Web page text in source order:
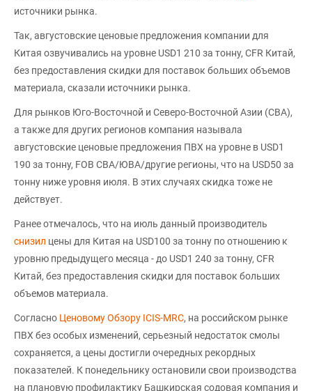
источники рынка.
Так, августовские ценовые предложения компании для
Китая озвучивались на уровне USD1 210 за тонну, CFR Китай,
без предоставления скидки для поставок больших объемов
материала, сказали источники рынка.
Для рынков Юго-Восточной и Северо-Восточной Азии (СВА),
а также для других регионов компания называла
августовские ценовые предложения ПВХ на уровне в USD1
190 за тонну, FOB СВА/ЮВА/другие регионы, что на USD50 за
тонну ниже уровня июля. В этих случаях скидка тоже не
действует.
Ранее отмечалось, что на июль данный производитель
снизил цены для Китая на USD100 за тонну по отношению к
уровню предыдущего месяца - до USD1 240 за тонну, CFR
Китай, без предоставления скидки для поставок больших
объемов материала.
Согласно Ценовому Обзору ICIS-MRC, на российском рынке
ПВХ без особых изменений, серьезный недостаток смолы
сохраняется, а цены достигли очередных рекордных
показателей. К понедельнику остановили свои производства
на плановую профилактику Башкирская содовая компания и